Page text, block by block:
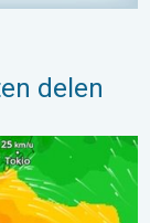
delen
en wind. . .